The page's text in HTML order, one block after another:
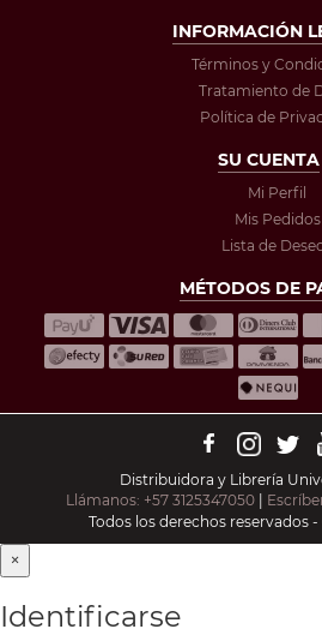
INFORMACIÓN
Términos y
Tratamiento de
Política de
SU CUENTA
Mi Perfil
Mis Pedidos
Lista de
MÉTODOS DE
Distribuidora y Librería
Llámanos: +57 3125347050
Todos los derechos reservados
×
Identificarse